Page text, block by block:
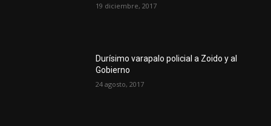
19 diciembre, 2017
Durísimo varapalo policial a Zoido y al
Gobierno
24 agosto, 2017